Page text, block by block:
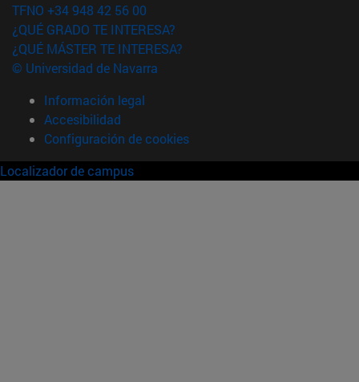
TFNO +34 948 42 56 00
¿QUÉ GRADO TE INTERESA?
¿QUÉ MÁSTER TE INTERESA?
© Universidad de Navarra
Información legal
Accesibilidad
Configuración de cookies
Localizador de campus